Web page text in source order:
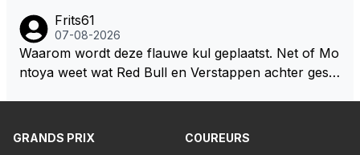
ze wolff gesneden heeft?
okies made of your own dough" 🤣
Frits61
07-08-2026
Waarom wordt deze flauwe kul geplaatst. Net of Mo
ntoya weet wat Red Bull en Verstappen achter geslo
GRANDS PRIX
COUREURS